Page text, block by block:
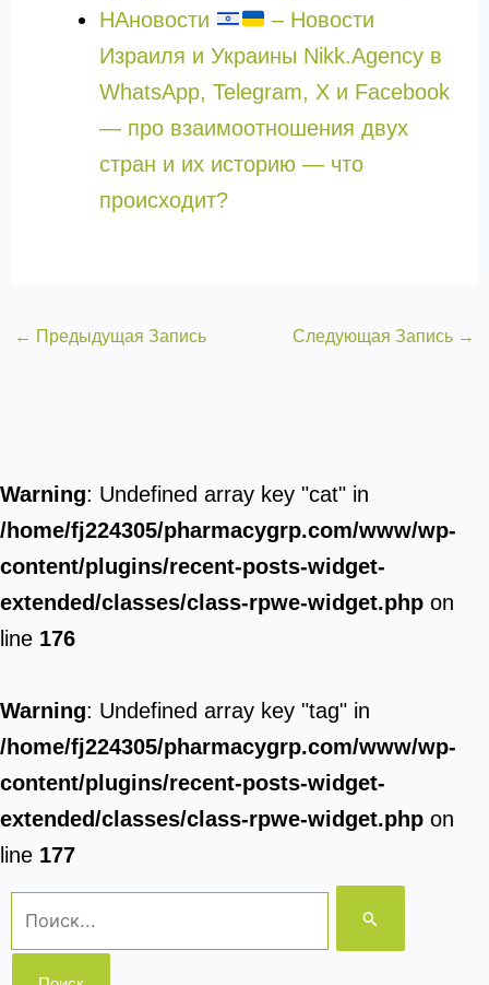
НАновости
– Новости
Израиля и Украины Nikk.Agency в
WhatsApp, Telegram, X и Facebook
— про взаимоотношения двух
стран и их историю — что
происходит?
← Предыдущая Запись Следующая Запись →
Warning: Undefined array key "cat" in
/home/fj224305/pharmacygrp.com/www/wp-
content/plugins/recent-posts-widget-
extended/classes/class-rpwe-widget.php on
line 176
Warning: Undefined array key "tag" in
/home/fj224305/pharmacygrp.com/www/wp-
content/plugins/recent-posts-widget-
extended/classes/class-rpwe-widget.php on
line 177
Поиск: